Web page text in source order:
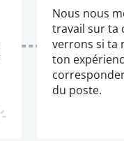
Nous nous
travail sur ta
verrons si ta
ton
du poste.